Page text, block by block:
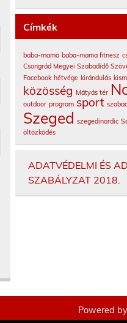
Címkék
baba-mama baba-mama fitnesz
Csongrád Megyei Szabadidő
Facebook hétvége kirándulás
közösség Mátyás tér
outdoor program sport
Szeged szegedinordic
öltözködés
ADATVÉDELMI ÉS
SZABÁLYZAT 2018.
Powered by